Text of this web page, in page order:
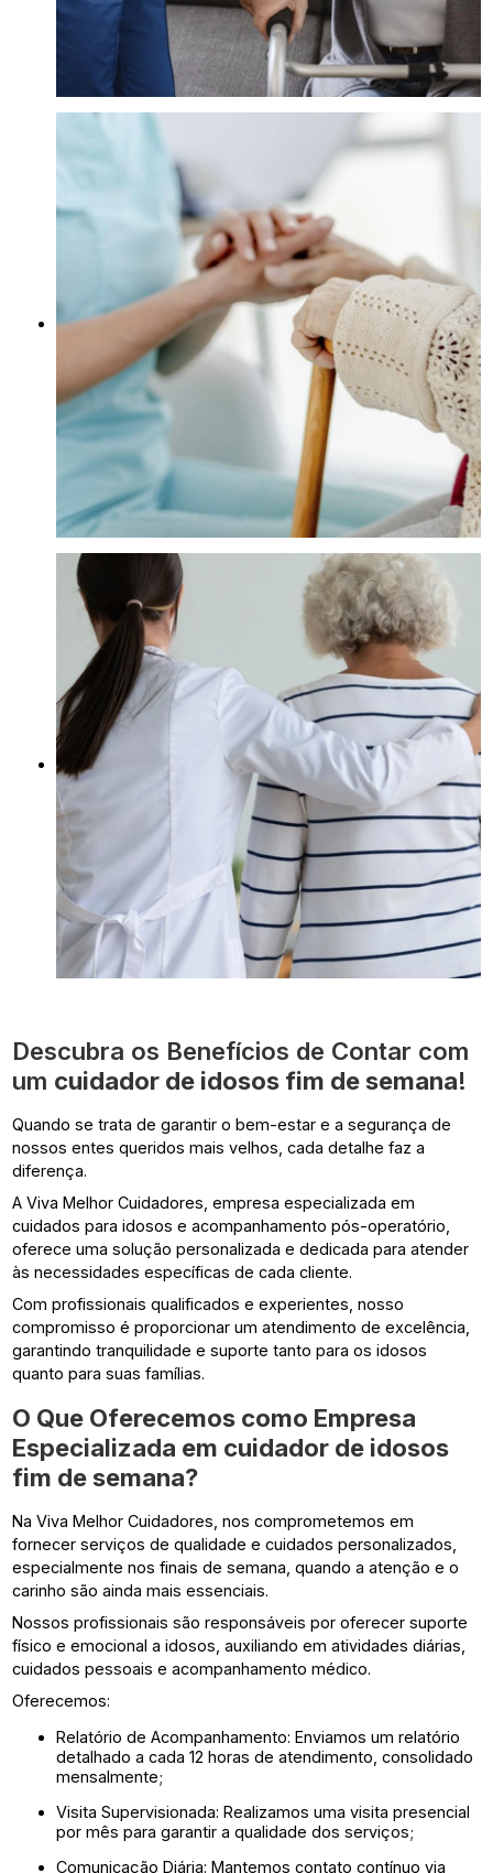
Descubra os Benefícios de Contar com
um cuidador de idosos fim de semana!
Quando se trata de garantir o bem-estar e a segurança de
nossos entes queridos mais velhos, cada detalhe faz a
diferença.
A Viva Melhor Cuidadores, empresa especializada em
cuidados para idosos e acompanhamento pós-operatório,
oferece uma solução personalizada e dedicada para atender
às necessidades específicas de cada cliente.
Com profissionais qualificados e experientes, nosso
compromisso é proporcionar um atendimento de excelência,
garantindo tranquilidade e suporte tanto para os idosos
quanto para suas famílias.
O Que Oferecemos como Empresa
Especializada em cuidador de idosos
fim de semana?
Na Viva Melhor Cuidadores, nos comprometemos em
fornecer serviços de qualidade e cuidados personalizados,
especialmente nos finais de semana, quando a atenção e o
carinho são ainda mais essenciais.
Nossos profissionais são responsáveis por oferecer suporte
físico e emocional a idosos, auxiliando em atividades diárias,
cuidados pessoais e acompanhamento médico.
Oferecemos:
Relatório de Acompanhamento: Enviamos um relatório
detalhado a cada 12 horas de atendimento, consolidado
mensalmente;
Visita Supervisionada: Realizamos uma visita presencial
por mês para garantir a qualidade dos serviços;
Comunicação Diária: Mantemos contato contínuo via